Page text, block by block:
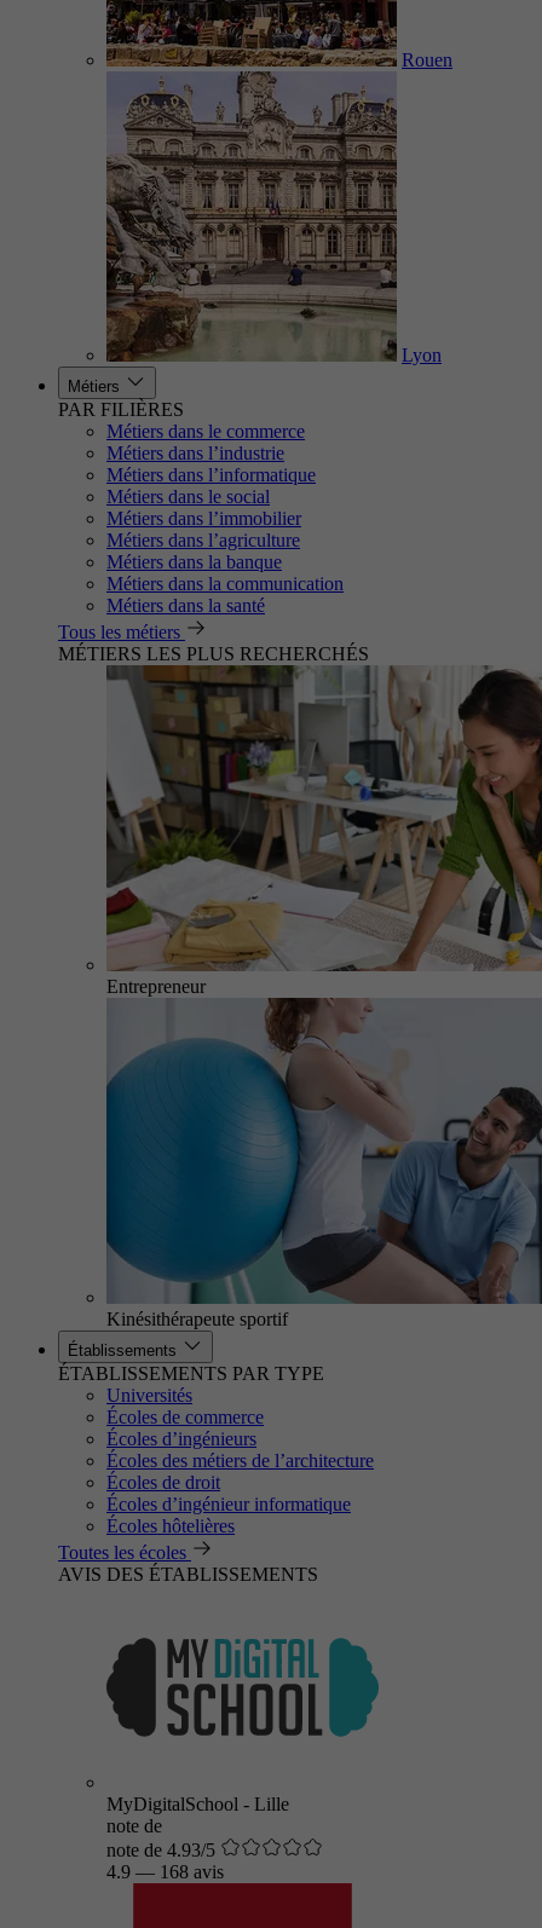
Rouen
Lyon
Métiers
PAR FILIÈRES
Métiers dans le commerce
Métiers dans l’industrie
Métiers dans l’informatique
Métiers dans le social
Métiers dans l’immobilier
Métiers dans l’agriculture
Métiers dans la banque
Métiers dans la communication
Métiers dans la santé
Tous les métiers
MÉTIERS LES PLUS RECHERCHÉS
Entrepreneur
Kinésithérapeute sportif
Établissements
ÉTABLISSEMENTS PAR TYPE
Universités
Écoles de commerce
Écoles d’ingénieurs
Écoles des métiers de l’architecture
Écoles de droit
Écoles d’ingénieur informatique
Écoles hôtelières
Toutes les écoles
AVIS DES ÉTABLISSEMENTS
MyDigitalSchool - Lille
note de
note de 4.93/5
4.9 — 168 avis